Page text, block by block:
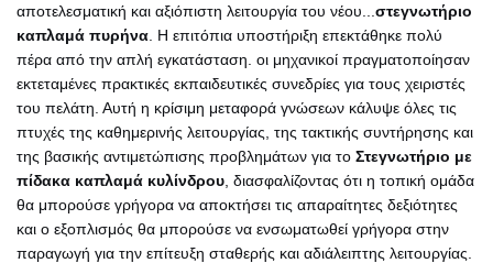
αποτελεσματική και αξιόπιστη λειτουργία του νέου... στεγνωτήριο
καπλαμά πυρήνα . Η επιτόπια υποστήριξη επεκτάθηκε πολύ
πέρα ​​από την απλή εγκατάσταση. οι μηχανικοί πραγματοποίησαν
εκτεταμένες πρακτικές εκπαιδευτικές συνεδρίες για τους χειριστές
του πελάτη. Αυτή η κρίσιμη μεταφορά γνώσεων κάλυψε όλες τις
πτυχές της καθημερινής λειτουργίας, της τακτικής συντήρησης και
της βασικής αντιμετώπισης προβλημάτων για το Στεγνωτήριο με
πίδακα καπλαμά κυλίνδρου , διασφαλίζοντας ότι η τοπική ομάδα
θα μπορούσε γρήγορα να αποκτήσει τις απαραίτητες δεξιότητες
και ο εξοπλισμός θα μπορούσε να ενσωματωθεί γρήγορα στην
παραγωγή για την επίτευξη σταθερής και αδιάλειπτης λειτουργίας.